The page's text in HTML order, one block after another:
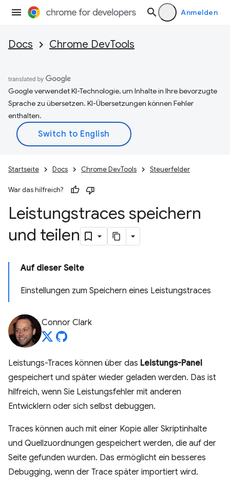
Anmelden
Docs Chrome DevTools
Google verwendet KI-Technologie, um Inhalte in Ihre bevorzugte
Sprache zu übersetzen. KI-Übersetzungen können Fehler
enthalten.
Startseite Docs Chrome DevTools Steuerfelder
War das hilfreich?
Leistungstraces speichern
und teilen
Auf dieser Seite
Einstellungen zum Speichern eines Leistungstraces
Connor Clark
Leistungs-Traces können über das Leistungs-Panel
gespeichert und später wieder geladen werden. Das ist
hilfreich, wenn Sie Leistungsfehler mit anderen
Entwicklern oder sich selbst debuggen.
Traces können auch mit einer Kopie aller Skriptinhalte
und Quellzuordnungen gespeichert werden, die auf der
Seite gefunden wurden. Das ermöglicht ein besseres
Debugging, wenn der Trace später importiert wird.